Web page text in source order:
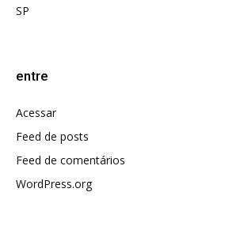
SP
entre
Acessar
Feed de posts
Feed de comentários
WordPress.org